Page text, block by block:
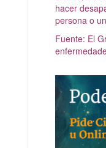
hacer
persona o
Fuente: El